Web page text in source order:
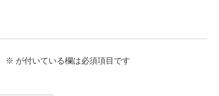
※ が付いている欄は必須項目です